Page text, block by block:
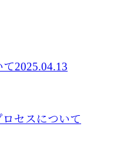
2025.04.13
セスについて